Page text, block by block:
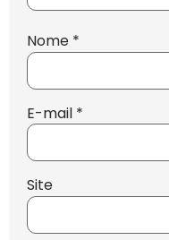
Nome *
E-mail *
Site